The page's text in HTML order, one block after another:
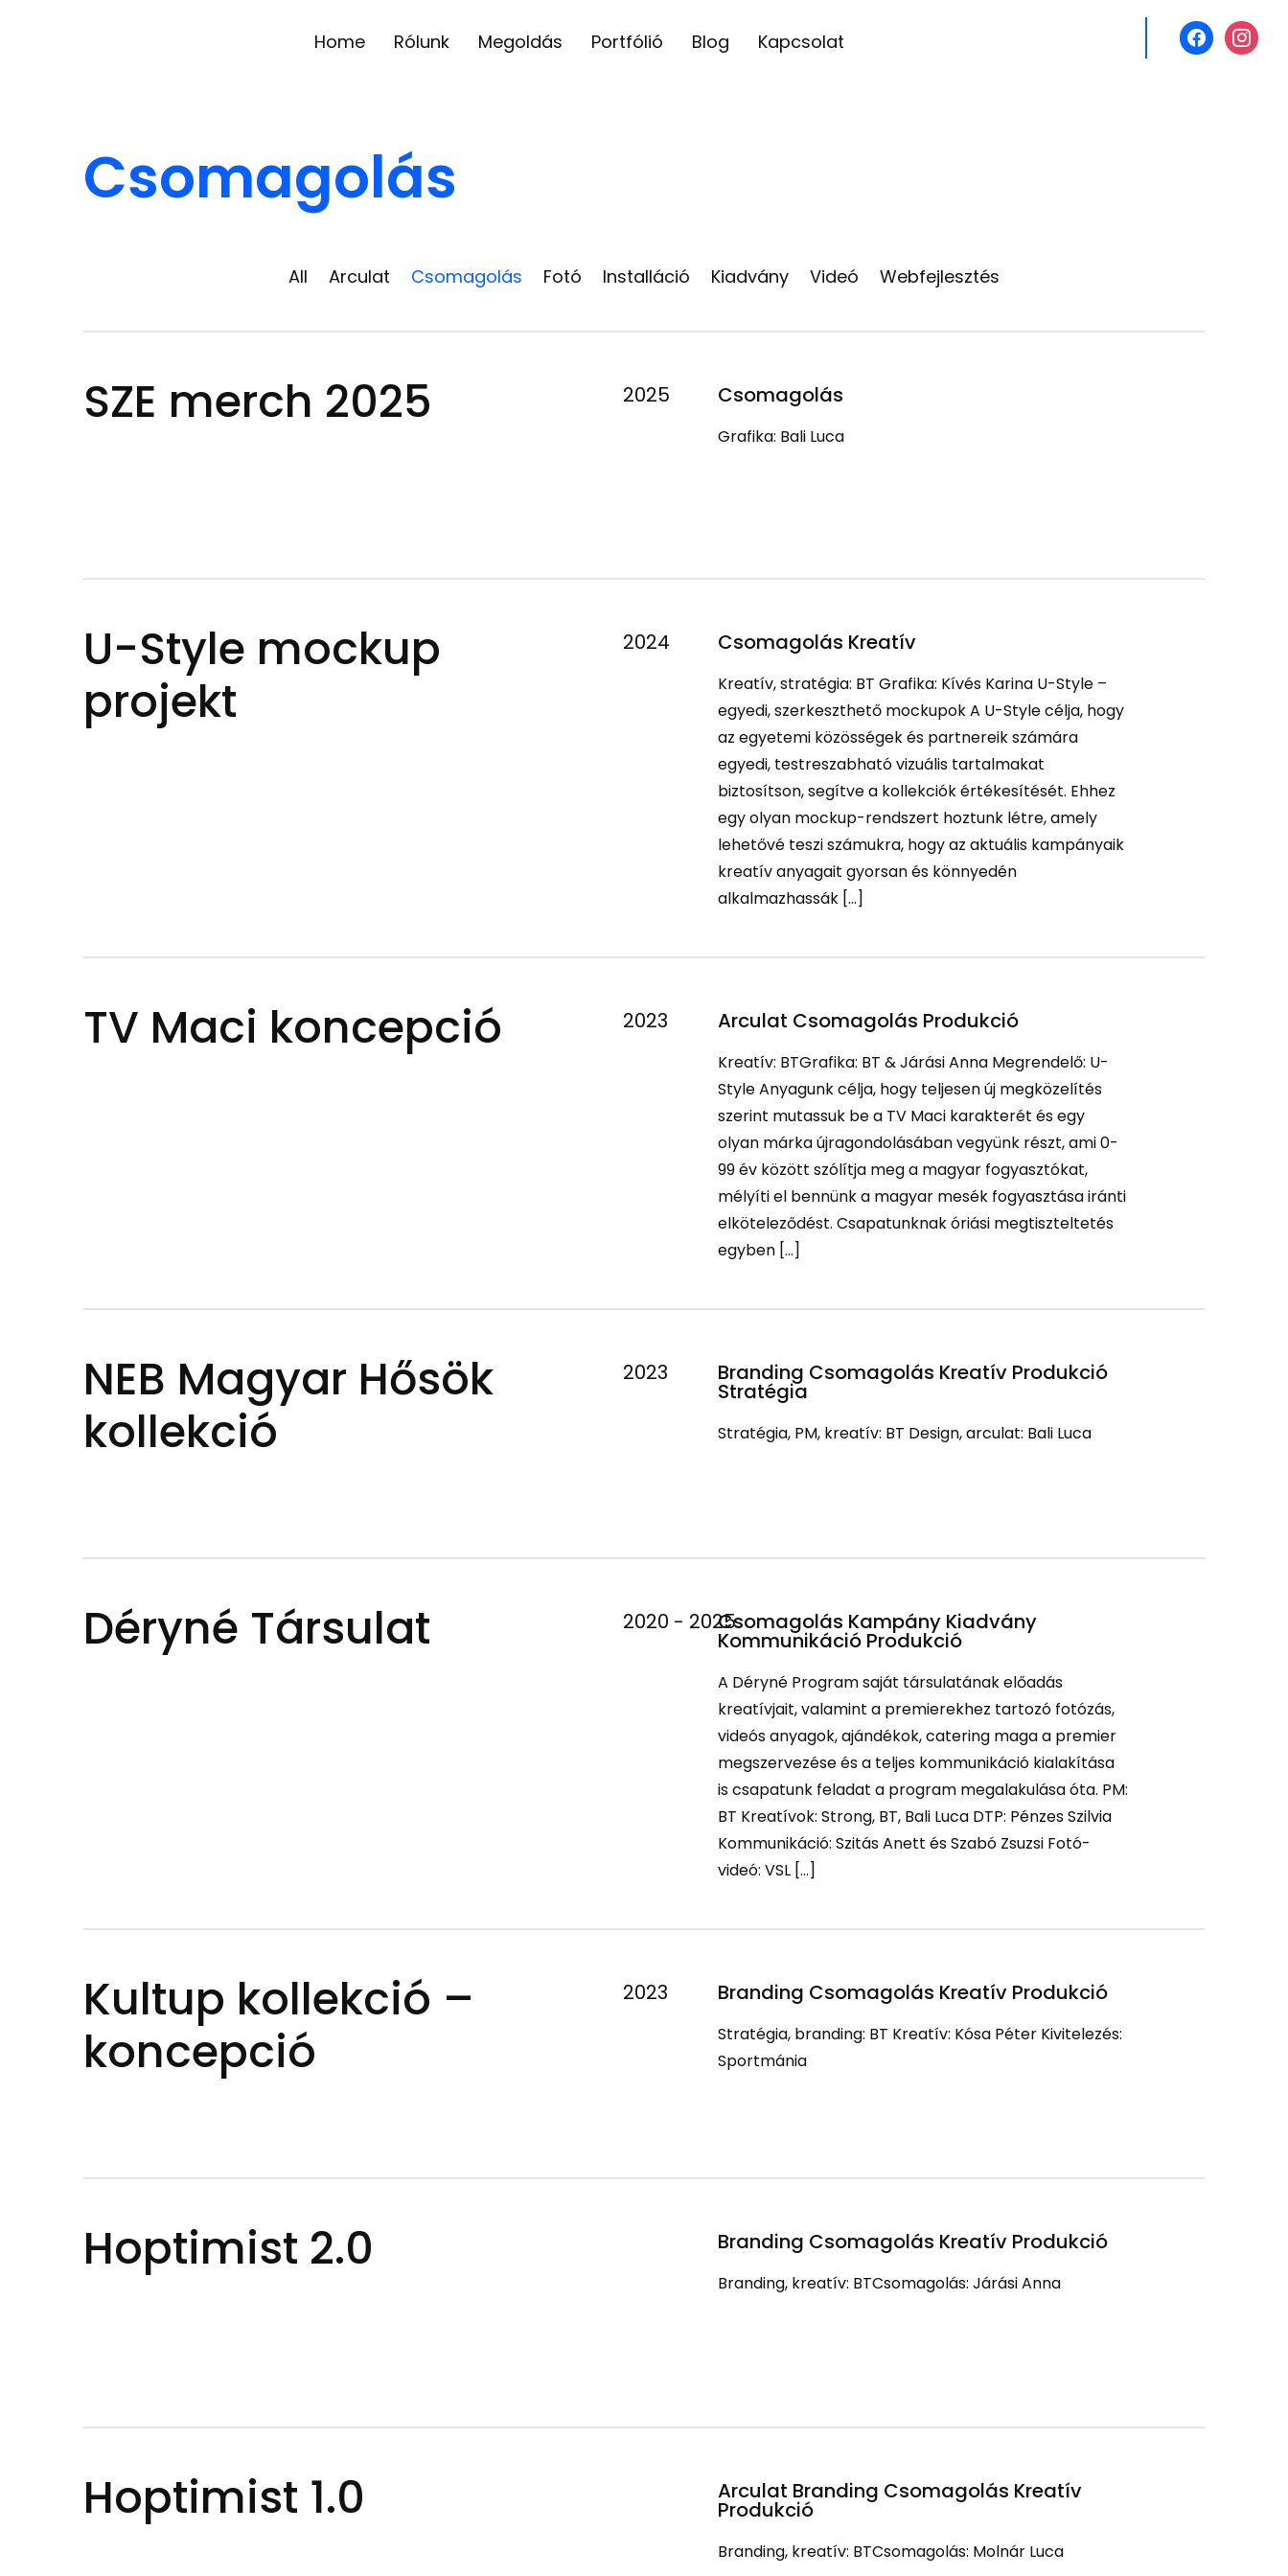
Home Rólunk Megoldás Portfólió Blog Kapcsolat facebook
Csomagolás
All Arculat Csomagolás Fotó Installáció Kiadvány Videó Webfejlesztés
SZE merch 2025 2025 Csomagolás
Grafika: Bali Luca
U-Style mockup
projekt
2024 Csomagolás Kreatív
Kreatív, stratégia: BT Grafika: Kívés Karina U-Style –
egyedi, szerkeszthető mockupok A U-Style célja, hogy
az egyetemi közösségek és partnereik számára
egyedi, testreszabható vizuális tartalmakat
biztosítson, segítve a kollekciók értékesítését. Ehhez
egy olyan mockup-rendszert hoztunk létre, amely
lehetővé teszi számukra, hogy az aktuális kampányaik
kreatív anyagait gyorsan és könnyedén
alkalmazhassák […]
TV Maci koncepció 2023 Arculat Csomagolás Produkció
Kreatív: BTGrafika: BT & Járási Anna Megrendelő: U-
Style Anyagunk célja, hogy teljesen új megközelítés
szerint mutassuk be a TV Maci karakterét és egy
olyan márka újragondolásában vegyünk részt, ami 0-
99 év között szólítja meg a magyar fogyasztókat,
mélyíti el bennünk a magyar mesék fogyasztása iránti
elköteleződést. Csapatunknak óriási megtiszteltetés
egyben […]
NEB Magyar Hősök
kollekció
2023 Branding Csomagolás Kreatív Produkció
Stratégia
Stratégia, PM, kreatív: BT Design, arculat: Bali Luca
Déryné Társulat 2020 - 2025Csomagolás Kampány Kiadvány
Kommunikáció Produkció
A Déryné Program saját társulatának előadás
kreatívjait, valamint a premierekhez tartozó fotózás,
videós anyagok, ajándékok, catering maga a premier
megszervezése és a teljes kommunikáció kialakítása
is csapatunk feladat a program megalakulása óta. PM:
BT Kreatívok: Strong, BT, Bali Luca DTP: Pénzes Szilvia
Kommunikáció: Szitás Anett és Szabó Zsuzsi Fotó-
videó: VSL […]
Kultup kollekció –
koncepció
2023 Branding Csomagolás Kreatív Produkció
Stratégia, branding: BT Kreatív: Kósa Péter Kivitelezés:
Sportmánia
Hoptimist 2.0 Branding Csomagolás Kreatív Produkció
Branding, kreatív: BTCsomagolás: Járási Anna
Hoptimist 1.0 Arculat Branding Csomagolás Kreatív
Produkció
Branding, kreatív: BTCsomagolás: Molnár Luca